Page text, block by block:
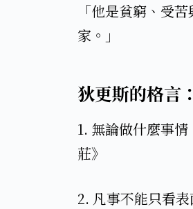
「他是貧窮、受
家。」​
狄更斯的格言：​​
1. 無論做什麼事
莊》
2. 凡事不能只看